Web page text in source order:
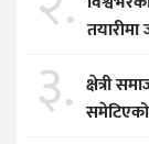
३. क्षेत्री